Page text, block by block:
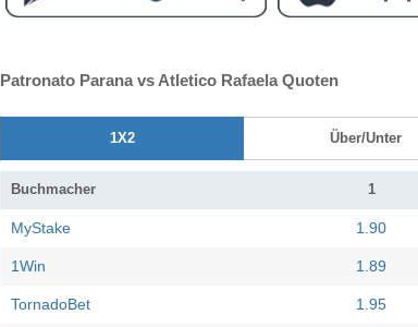
Patronato Parana vs Atletico Rafaela Quoten
1X2 Über/Unter
Buchmacher 1
MyStake 1.90
1Win 1.89
TornadoBet 1.95